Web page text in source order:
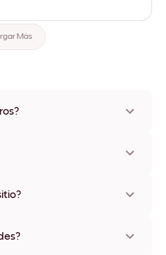
Más
marco, incluidas opciones sin
Te enviaremos un número de